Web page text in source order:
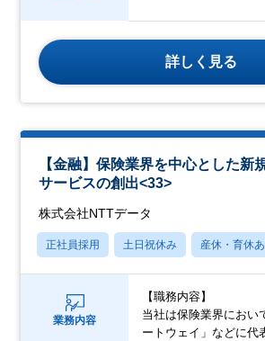
詳しく見る
【金融】保険業界を中心とした新
サービスの創出<33>
株式会社NTTデータ
正社員採用 土日祝休み 産休・育休あ
業務内容
【職務内容】
当社は保険業界におい
ートウェイ」などに代